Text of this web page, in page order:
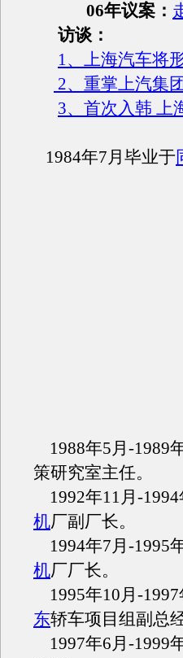
06年议案：
访谈：
1、上海汽车将
2、重掌上汽集
3、首次入韩 上
1984年7月毕业于
1988年5月 -1989
策研究室主任。
1992年11月 -1994
机厂副厂长。
1994年7月 -1995
机厂厂长。
1995年10月 -1997
东轿车项目组副总
1997年6月 -1999